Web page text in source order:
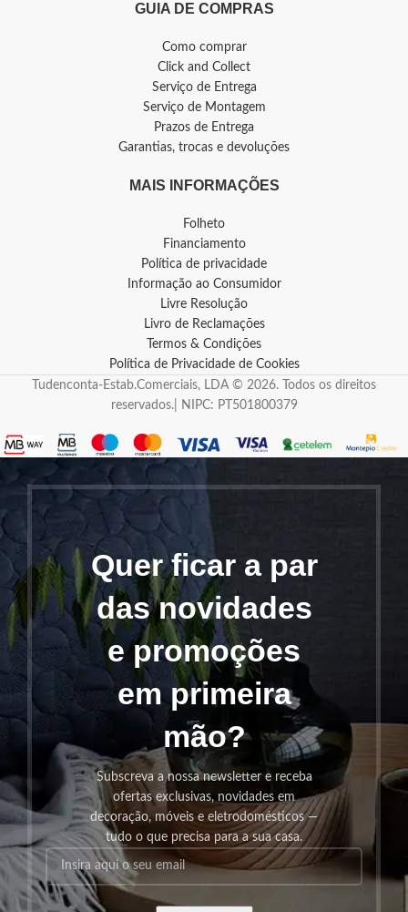
GUIA DE COMPRAS
Como comprar
Click and Collect
Serviço de Entrega
Serviço de Montagem
Prazos de Entrega
Garantias, trocas e devoluções
MAIS INFORMAÇÕES
Folheto
Financiamento
Política de privacidade
Informação ao Consumidor
Livre Resolução
Livro de Reclamações
Termos & Condições
Política de Privacidade de Cookies
Tudenconta-Estab.Comerciais, LDA © 2026. Todos os direitos
reservados.| NIPC: PT501800379
Quer ficar a par
das novidades
e promoções
em primeira
mão?
Subscreva a nossa newsletter e receba
ofertas exclusivas, novidades em
decoração, móveis e eletrodomésticos —
tudo o que precisa para a sua casa.